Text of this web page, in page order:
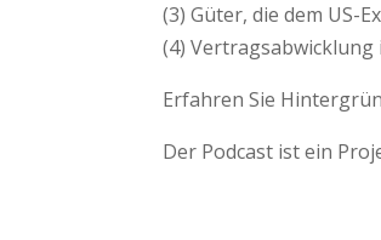
(3) Güter, die dem US-
(4) Vertragsabwicklung
Erfahren Sie
Der Podcast ist ein